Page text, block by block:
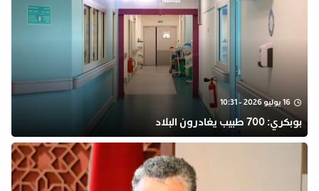
16 يوليو 2026 - 10:31
بوبكري: 700 طبيب يغادرون البلاد